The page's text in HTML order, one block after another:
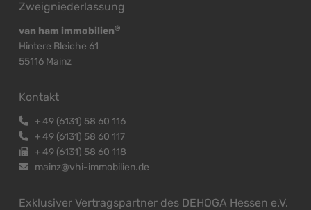
Zweigniederlassung
van ham immobilien®
Hintere Bleiche 61
55116 Mainz
Kontakt
+49 (6131) 58 60 116
+49 (6131) 58 60 117
+49 (6131) 58 60 118
mainz@vhi-immobilien.de
Exklusiver Vertragspartner des DEHOGA Hessen e.V.